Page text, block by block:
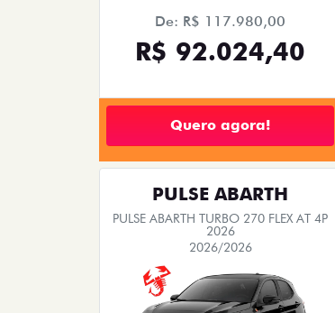
De: R$ 117.980,00
R$ 92.024,40
Quero agora!
PULSE ABARTH
PULSE ABARTH TURBO 270 FLEX AT 4P
2026
2026/2026